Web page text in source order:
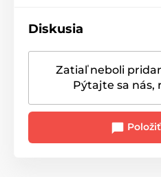
Diskusia
Zatiaľ neboli
Pýtajte sa nás,